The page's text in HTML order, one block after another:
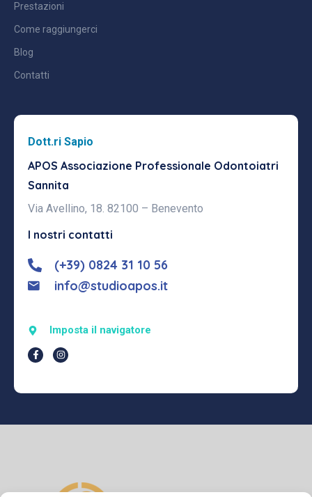
Prestazioni
Come raggiungerci
Blog
Contatti
Dott.ri Sapio
APOS Associazione Professionale Odontoiatri
Sannita
Via Avellino, 18. 82100 – Benevento
I nostri contatti
(+39) 0824 31 10 56
info@studioapos.it
Imposta il navigatore